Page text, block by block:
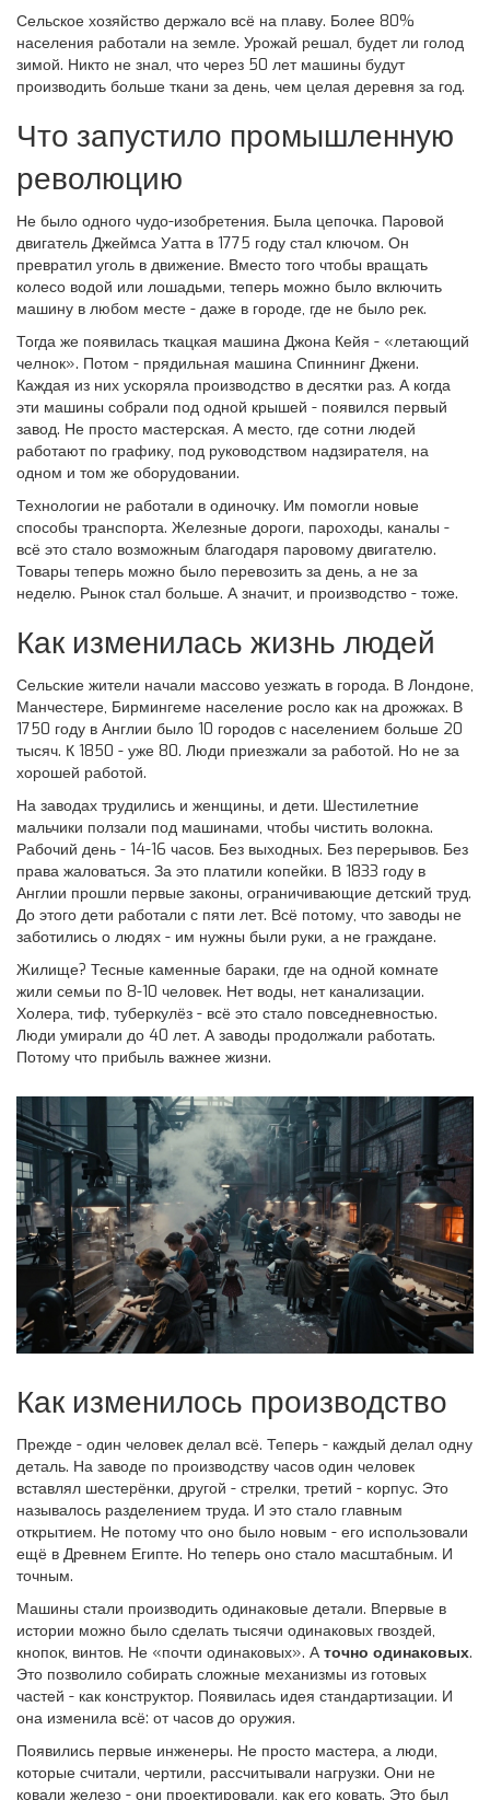
Сельское хозяйство держало всё на плаву. Более 80%
населения работали на земле. Урожай решал, будет ли голод
зимой. Никто не знал, что через 50 лет машины будут
производить больше ткани за день, чем целая деревня за год.
Что запустило промышленную
революцию
Не было одного чудо-изобретения. Была цепочка. Паровой
двигатель Джеймса Уатта в 1775 году стал ключом. Он
превратил уголь в движение. Вместо того чтобы вращать
колесо водой или лошадьми, теперь можно было включить
машину в любом месте - даже в городе, где не было рек.
Тогда же появилась ткацкая машина Джона Кейя - «летающий
челнок». Потом - прядильная машина Спиннинг Джени.
Каждая из них ускоряла производство в десятки раз. А когда
эти машины собрали под одной крышей - появился первый
завод. Не просто мастерская. А место, где сотни людей
работают по графику, под руководством надзирателя, на
одном и том же оборудовании.
Технологии не работали в одиночку. Им помогли новые
способы транспорта. Железные дороги, пароходы, каналы -
всё это стало возможным благодаря паровому двигателю.
Товары теперь можно было перевозить за день, а не за
неделю. Рынок стал больше. А значит, и производство - тоже.
Как изменилась жизнь людей
Сельские жители начали массово уезжать в города. В Лондоне,
Манчестере, Бирмингеме население росло как на дрожжах. В
1750 году в Англии было 10 городов с населением больше 20
тысяч. К 1850 - уже 80. Люди приезжали за работой. Но не за
хорошей работой.
На заводах трудились и женщины, и дети. Шестилетние
мальчики ползали под машинами, чтобы чистить волокна.
Рабочий день - 14-16 часов. Без выходных. Без перерывов. Без
права жаловаться. За это платили копейки. В 1833 году в
Англии прошли первые законы, ограничивающие детский труд.
До этого дети работали с пяти лет. Всё потому, что заводы не
заботились о людях - им нужны были руки, а не граждане.
Жилище? Тесные каменные бараки, где на одной комнате
жили семьи по 8-10 человек. Нет воды, нет канализации.
Холера, тиф, туберкулёз - всё это стало повседневностью.
Люди умирали до 40 лет. А заводы продолжали работать.
Потому что прибыль важнее жизни.
Как изменилось производство
Прежде - один человек делал всё. Теперь - каждый делал одну
деталь. На заводе по производству часов один человек
вставлял шестерёнки, другой - стрелки, третий - корпус. Это
называлось разделением труда. И это стало главным
открытием. Не потому что оно было новым - его использовали
ещё в Древнем Египте. Но теперь оно стало масштабным. И
точным.
Машины стали производить одинаковые детали. Впервые в
истории можно было сделать тысячи одинаковых гвоздей,
кнопок, винтов. Не «почти одинаковых». Аточно одинаковых.
Это позволило собирать сложные механизмы из готовых
частей - как конструктор. Появилась идея стандартизации. И
она изменила всё: от часов до оружия.
Появились первые инженеры. Не просто мастера, а люди,
которые считали, чертили, рассчитывали нагрузки. Они не
ковали железо - они проектировали, как его ковать. Это был